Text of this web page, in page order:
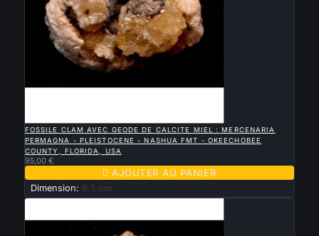
FOSSILE CLAM AVEC GEODE DE CALCITE MIEL : MERCENARIA
PERMAGNA - PLEISTOCENE - NASHUA FMT - OKEECHOBEE
COUNTY, FLORIDA, USA
95,00 €
 AJOUTER AU PANIER
Dimension: 8.5 cm